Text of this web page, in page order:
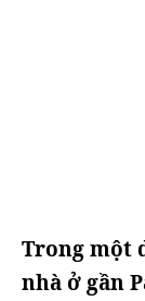
Trong một
nhà ở gần